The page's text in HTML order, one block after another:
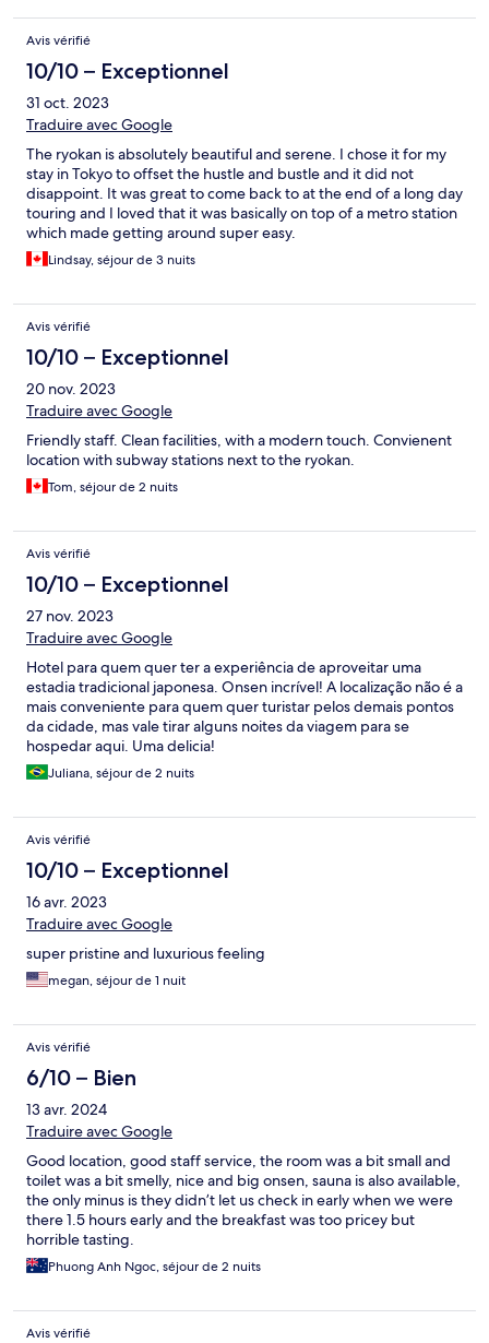
Avis vérifié
10/10 – Exceptionnel
31 oct. 2023
Traduire avec Google
The ryokan is absolutely beautiful and serene. I chose it for my
stay in Tokyo to offset the hustle and bustle and it did not
disappoint. It was great to come back to at the end of a long day
touring and I loved that it was basically on top of a metro station
which made getting around super easy.
Lindsay, séjour de 3 nuits
Avis vérifié
10/10 – Exceptionnel
20 nov. 2023
Traduire avec Google
Friendly staff. Clean facilities, with a modern touch. Convienent
location with subway stations next to the ryokan.
Tom, séjour de 2 nuits
Avis vérifié
10/10 – Exceptionnel
27 nov. 2023
Traduire avec Google
Hotel para quem quer ter a experiência de aproveitar uma
estadia tradicional japonesa. Onsen incrível! A localização não é a
mais conveniente para quem quer turistar pelos demais pontos
da cidade, mas vale tirar alguns noites da viagem para se
hospedar aqui. Uma delicia!
Juliana, séjour de 2 nuits
Avis vérifié
10/10 – Exceptionnel
16 avr. 2023
Traduire avec Google
super pristine and luxurious feeling
megan, séjour de 1 nuit
Avis vérifié
6/10 – Bien
13 avr. 2024
Traduire avec Google
Good location, good staff service, the room was a bit small and
toilet was a bit smelly, nice and big onsen, sauna is also available,
the only minus is they didn’t let us check in early when we were
there 1.5 hours early and the breakfast was too pricey but
horrible tasting.
Phuong Anh Ngoc, séjour de 2 nuits
Avis vérifié